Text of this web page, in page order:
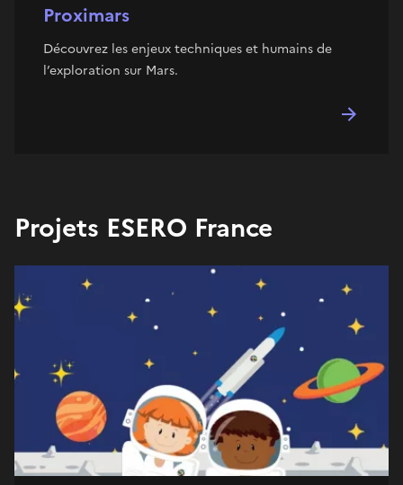
Proximars
Découvrez les enjeux techniques et humains de
l’exploration sur Mars.
Projets ESERO France